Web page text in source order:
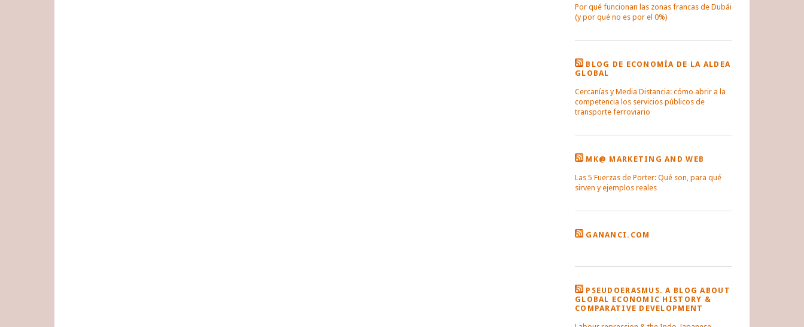
Por qué funcionan las zonas francas de Dubái
(y por qué no es por el 0%)
BLOG DE ECONOMÍA DE LA ALDEA
GLOBAL
Cercanías y Media Distancia: cómo abrir a la
competencia los servicios públicos de
transporte ferroviario
MK@ MARKETING AND WEB
Las 5 Fuerzas de Porter: Qué son, para qué
sirven y ejemplos reales
GANANCI.COM
PSEUDOERASMUS. A BLOG ABOUT
GLOBAL ECONOMIC HISTORY &
COMPARATIVE DEVELOPMENT